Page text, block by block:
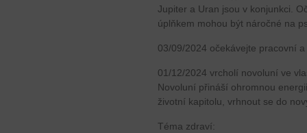
Jupiter a Uran jsou v konjunkci.
úplňkem mohou být náročné na
03/09/2024 očekávejte pracovní
01/12/2024 vrcholí novoluní ve
Novoluní přináší ohromnou
životní kapitolu, vrhnout se do
Téma zdraví: